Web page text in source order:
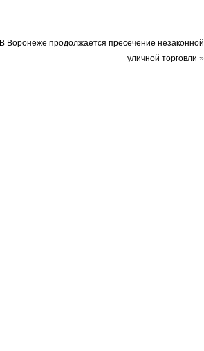
В Воронеже продолжается пресечение незаконной
уличной торговли »